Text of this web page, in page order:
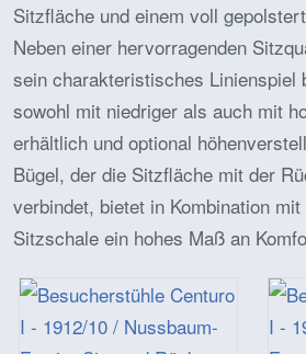
Sitzfläche und einem voll
Neben einer hervorragenden
sein charakteristisches Linienspiel
sowohl mit niedriger als auch mit
erhältlich und optional
Bügel, der die Sitzfläche mit der
verbindet, bietet in Kombination
Sitzschale ein hohes Maß an